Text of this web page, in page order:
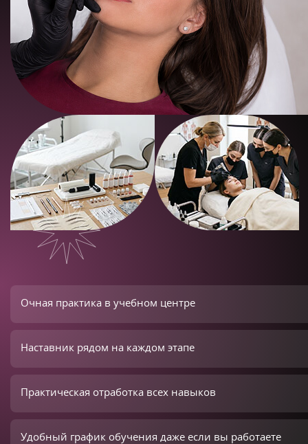
Очная практика в учебном центре
Наставник рядом на каждом этапе
Практическая отработка всех навыков
Удобный график обучения даже если вы работаете